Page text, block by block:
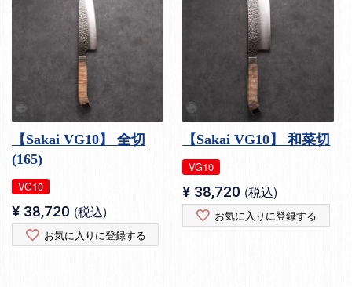
【Sakai VG10】 全切
(165)
VG10
¥ 38,720 税込
お気に入りに登録する
【Sakai VG10】 和菜切
VG10
¥ 38,720 税込
お気に入りに登録する